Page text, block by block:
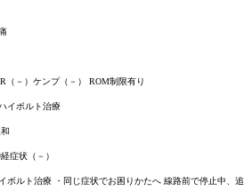
（－）ケンプ（－） ROM制限有り
イボルト治療
症状（－）
ボルト治療 ・同じ症状でお困りかたへ 線路前で停止中、追